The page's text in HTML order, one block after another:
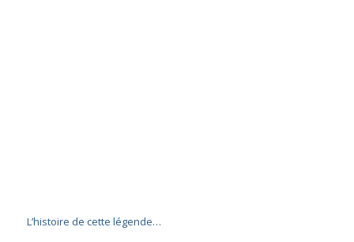
L’histoire de cette légende…